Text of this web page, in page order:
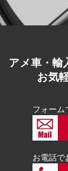
アメ車・輸
お気
フォーム
お電話で